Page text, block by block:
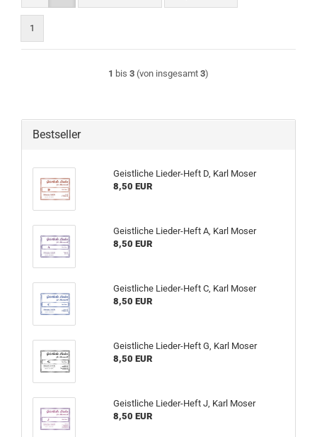
1
1 bis 3 (von insgesamt 3)
Bestseller
Geistliche Lieder-Heft D, Karl Moser
8,50 EUR
Geistliche Lieder-Heft A, Karl Moser
8,50 EUR
Geistliche Lieder-Heft C, Karl Moser
8,50 EUR
Geistliche Lieder-Heft G, Karl Moser
8,50 EUR
Geistliche Lieder-Heft J, Karl Moser
8,50 EUR